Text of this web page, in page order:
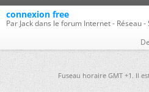
connexion free
Par Jack dans le forum Internet - Réseau
Fuseau horaire GMT +1. Il